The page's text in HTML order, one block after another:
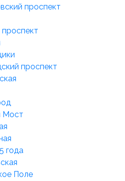
проспект
проспект
Мост
года
Поле